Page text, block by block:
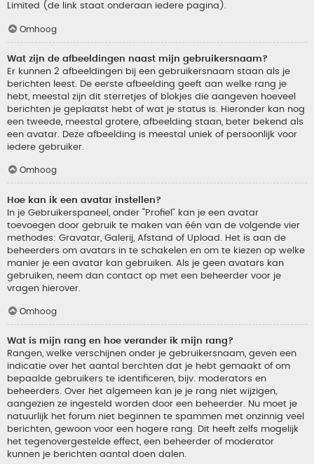
Limited (de link staat onderaan iedere pagina).
Omhoog
Wat zijn de afbeeldingen naast mijn gebruikersnaam?
Er kunnen 2 afbeeldingen bij een gebruikersnaam staan als je
berichten leest. De eerste afbeelding geeft aan welke rang je
hebt, meestal zijn dit sterretjes of blokjes die aangeven hoeveel
berichten je geplaatst hebt of wat je status is. Hieronder kan nog
een tweede, meestal grotere, afbeelding staan, beter bekend als
een avatar. Deze afbeelding is meestal uniek of persoonlijk voor
iedere gebruiker.
Omhoog
Hoe kan ik een avatar instellen?
In je Gebruikerspaneel, onder “Profiel” kan je een avatar
toevoegen door gebruik te maken van één van de volgende vier
methodes: Gravatar, Galerij, Afstand of Upload. Het is aan de
beheerders om avatars in te schakelen en om te kiezen op welke
manier je een avatar kan gebruiken. Als je geen avatars kan
gebruiken, neem dan contact op met een beheerder voor je
vragen hierover.
Omhoog
Wat is mijn rang en hoe verander ik mijn rang?
Rangen, welke verschijnen onder je gebruikersnaam, geven een
indicatie over het aantal berchten dat je hebt gemaakt of om
bepaalde gebruikers te identificeren, bijv. moderators en
beheerders. Over het algemeen kan je je rang niet wijzigen,
aangezien ze ingesteld worden door een beheerder. Nu moet je
natuurlijk het forum niet beginnen te spammen met onzinnig veel
berichten, gewoon voor een hogere rang. Dit heeft zelfs mogelijk
het tegenovergestelde effect, een beheerder of moderator
kunnen je berichten aantal doen dalen.